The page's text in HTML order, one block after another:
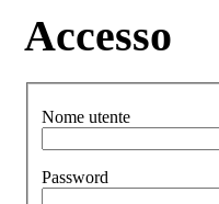
Accesso
Nome utente
Password